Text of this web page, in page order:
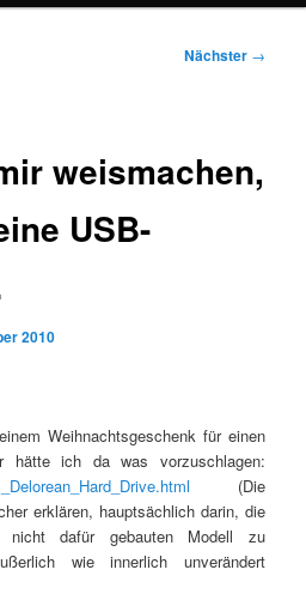
Nächster →
weismachen,
USB-
2010
Weihnachtsgeschenk für einen
hätte ich da was vorzuschlagen:
(Die
erklären, hauptsächlich darin, die
dafür gebauten Modell zu
wie innerlich unverändert